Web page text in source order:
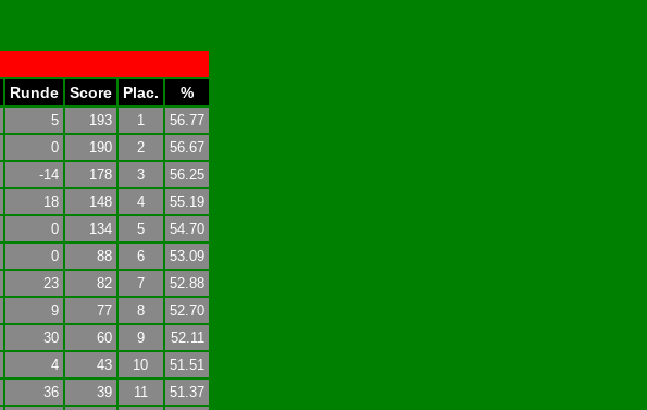
Runde Score Plac. %
5 193 1
56.77
0 190 2
56.67
-14 178 3
56.25
18 148 4
55.19
0 134 5
54.70
0 88 6
53.09
23 82 7
52.88
9 77 8
52.70
30 60 9
52.11
4 43 10
51.51
36 39 11
51.37